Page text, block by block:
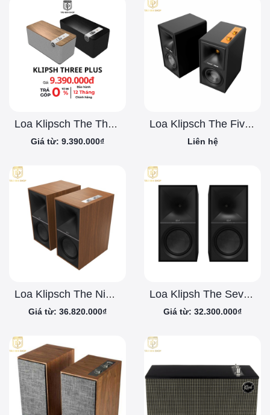
Loa Klipsch The Three Plus
Giá từ: 9.390.000₫
Loa Klipsch The Fives McLaren Chính Hãng
Liên hệ
Loa Klipsch The Nines
Giá từ: 36.820.000₫
Loa Klipsh The Sevens
Giá từ: 32.300.000₫